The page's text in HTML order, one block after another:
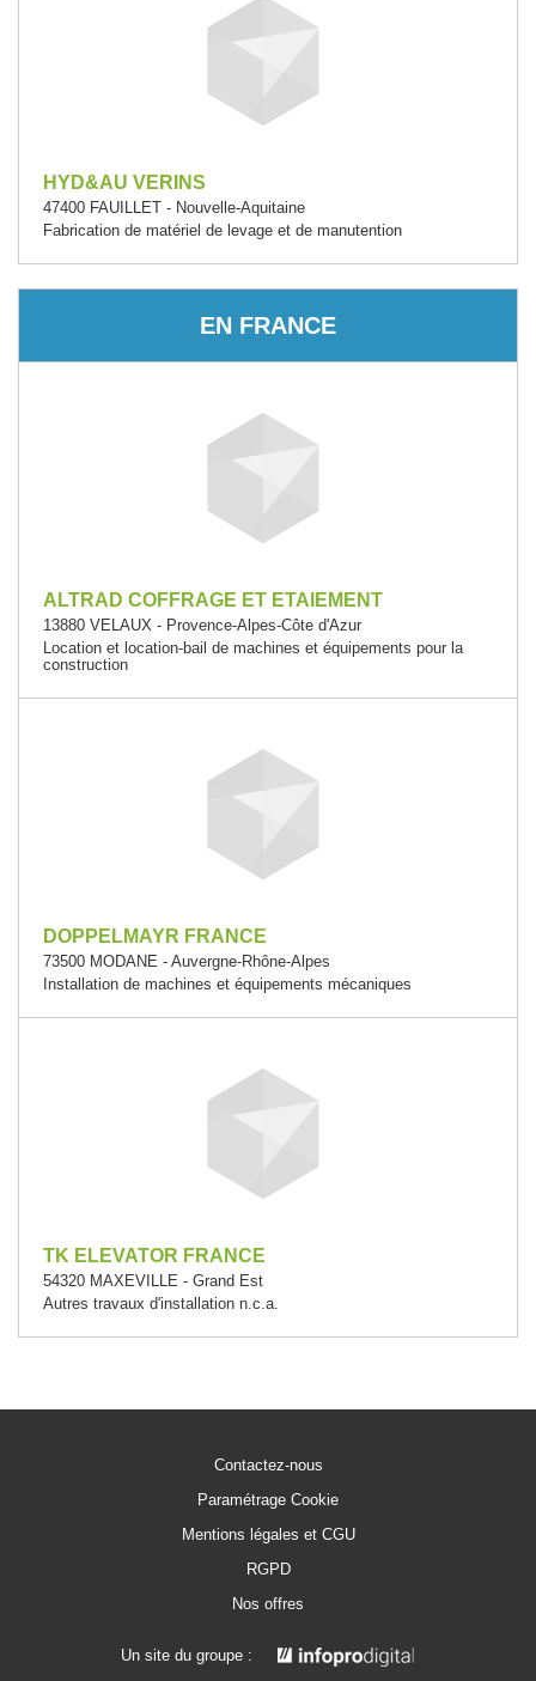
HYD&AU VERINS
47400 FAUILLET - Nouvelle-Aquitaine
Fabrication de matériel de levage et de manutention
EN FRANCE
ALTRAD COFFRAGE ET ETAIEMENT
13880 VELAUX - Provence-Alpes-Côte d'Azur
Location et location-bail de machines et équipements pour la
construction
DOPPELMAYR FRANCE
73500 MODANE - Auvergne-Rhône-Alpes
Installation de machines et équipements mécaniques
TK ELEVATOR FRANCE
54320 MAXEVILLE - Grand Est
Autres travaux d'installation n.c.a.
Contactez-nous
Paramétrage Cookie
Mentions légales et CGU
RGPD
Nos offres
Un site du groupe :